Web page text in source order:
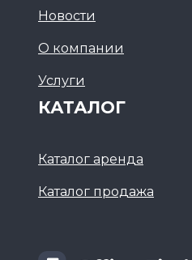
Новости
О компании
Услуги
КАТАЛОГ
Каталог аренда
Каталог продажа